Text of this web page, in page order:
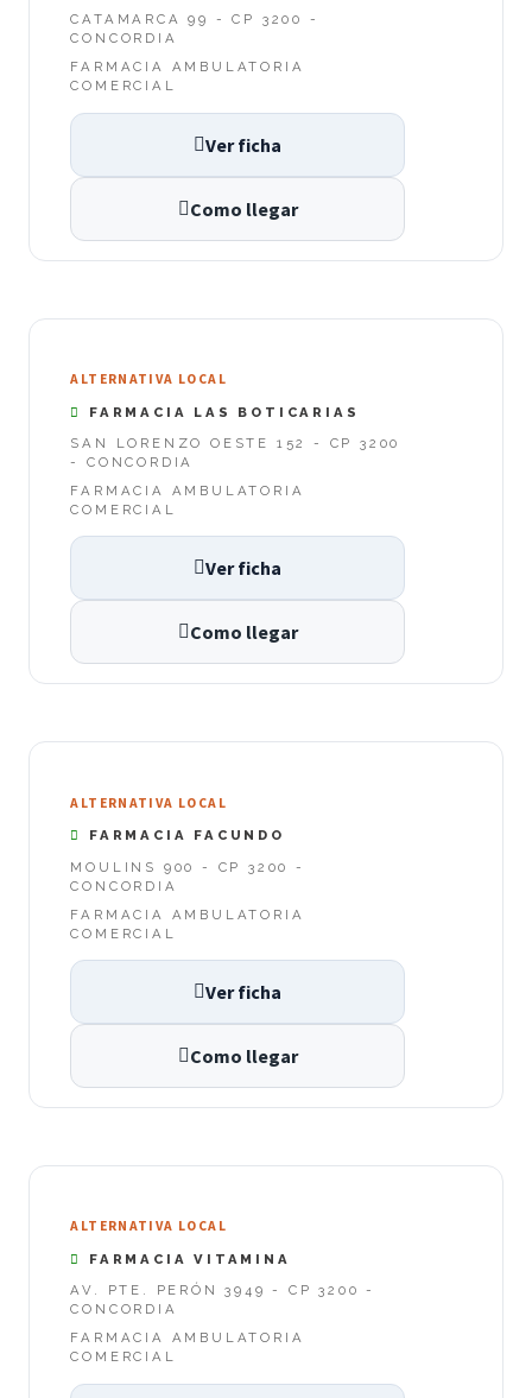
CATAMARCA 99 - CP 3200 -
CONCORDIA
FARMACIA AMBULATORIA
COMERCIAL
Ver ficha
Como llegar
ALTERNATIVA LOCAL
FARMACIA LAS BOTICARIAS
SAN LORENZO OESTE 152 - CP 3200
- CONCORDIA
FARMACIA AMBULATORIA
COMERCIAL
Ver ficha
Como llegar
ALTERNATIVA LOCAL
FARMACIA FACUNDO
MOULINS 900 - CP 3200 -
CONCORDIA
FARMACIA AMBULATORIA
COMERCIAL
Ver ficha
Como llegar
ALTERNATIVA LOCAL
FARMACIA VITAMINA
AV. PTE. PERÓN 3949 - CP 3200 -
CONCORDIA
FARMACIA AMBULATORIA
COMERCIAL